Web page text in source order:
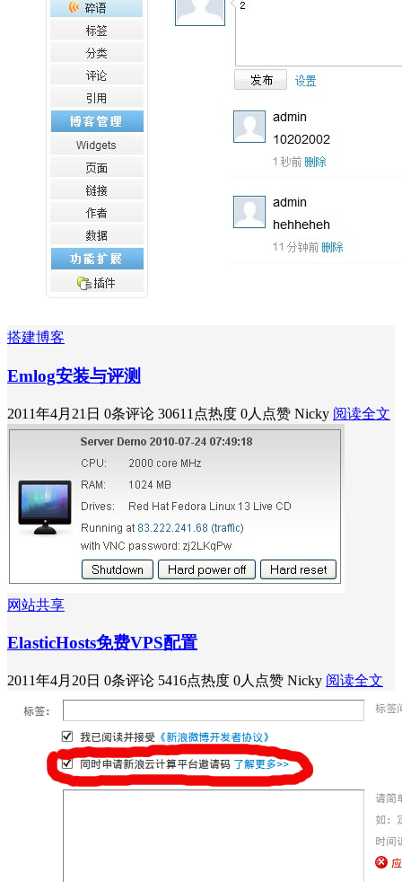
搭建博客
Emlog安装与评测
2011年4月21日 0条评论 30611点热度 0人点赞 Nicky 阅读全文
网站共享
ElasticHosts免费VPS配置
2011年4月20日 0条评论 5416点热度 0人点赞 Nicky 阅读全文